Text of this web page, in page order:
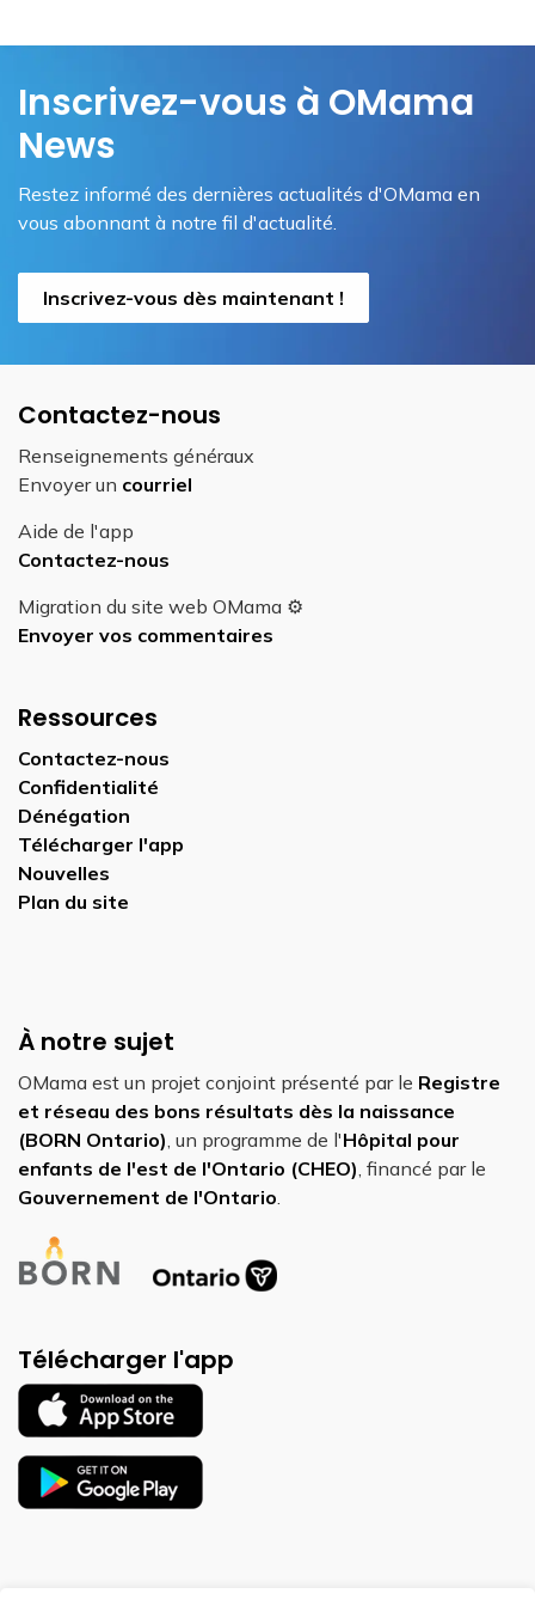
Inscrivez-vous à OMama
News
Restez informé des dernières actualités d'OMama en
vous abonnant à notre fil d'actualité.
Inscrivez-vous dès maintenant !
Contactez-nous
Renseignements généraux
Envoyer un courriel
Aide de l'app
Contactez-nous
Migration du site web OMama ⚙️
Envoyer vos commentaires
Ressources
Contactez-nous
Confidentialité
Dénégation
Télécharger l'app
Nouvelles
Plan du site
À notre sujet
OMama est un projet conjoint présenté par le Registre
et réseau des bons résultats dès la naissance
(BORN Ontario), un programme de l'Hôpital pour
enfants de l'est de l'Ontario (CHEO), financé par le
Gouvernement de l'Ontario.
Télécharger l'app